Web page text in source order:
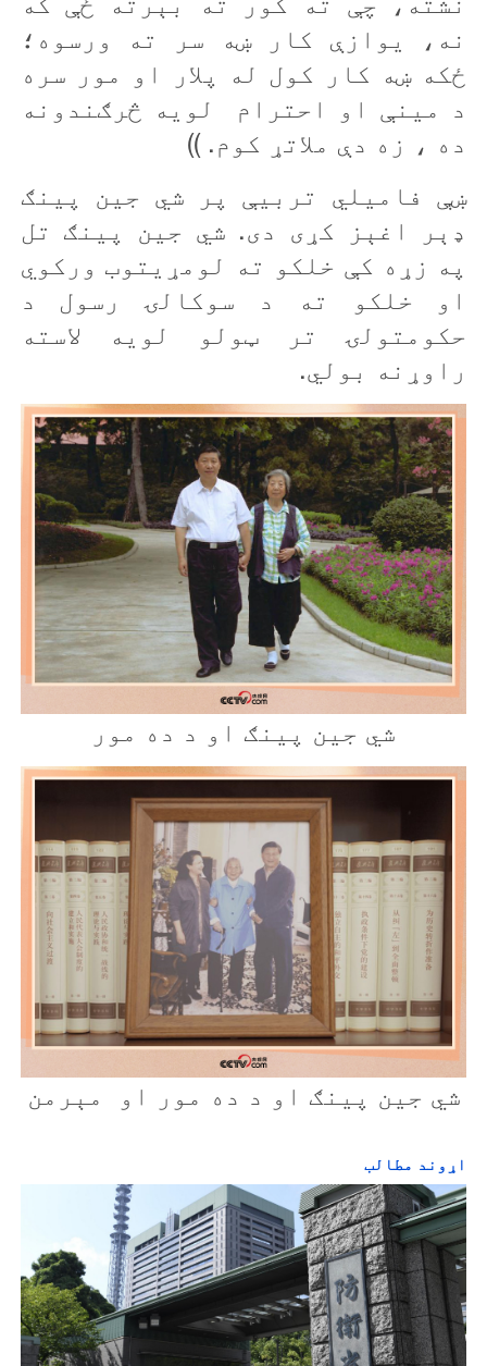
نه، يوازې کار ښه سر ته ورسوه؛
ځکه ښه کار کول له پلار او مور سره
د مينې او احترام لویه څرګندونه
ده ، زه دې ملاتړ کوم. ))
ښې فاميلي تربیې پر شي جين پينګ
ډېر اغېز کړی دی. شي جين پينګ تل
په زړه کې خلکو ته لومړيتوب ورکوي
او خلکو ته د سوکالۍ رسول د
حکومتولۍ تر ټولو لويه لاسته
راوړنه بولي.
شي جين پینګ او د ده مور
شي جين پينګ او د ده مور او مېرمن
اړوند مطالب